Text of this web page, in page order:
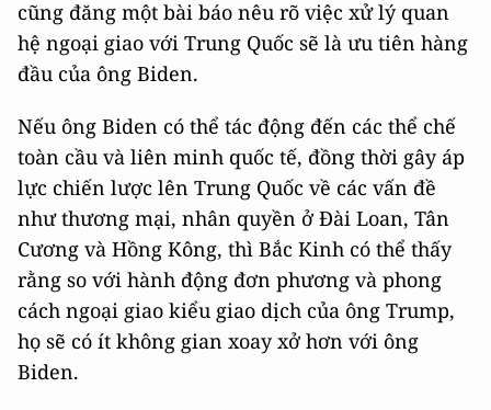
cũng đăng một bài báo nêu rõ việc xử lý quan
hệ ngoại giao với Trung Quốc sẽ là ưu tiên hàng
đầu của ông Biden.
Nếu ông Biden có thể tác động đến các thể chế
toàn cầu và liên minh quốc tế, đồng thời gây áp
lực chiến lược lên Trung Quốc về các vấn đề
như thương mại, nhân quyền ở Đài Loan, Tân
Cương và Hồng Kông, thì Bắc Kinh có thể thấy
rằng so với hành động đơn phương và phong
cách ngoại giao kiểu giao dịch của ông Trump,
họ sẽ có ít không gian xoay xở hơn với ông
Biden.